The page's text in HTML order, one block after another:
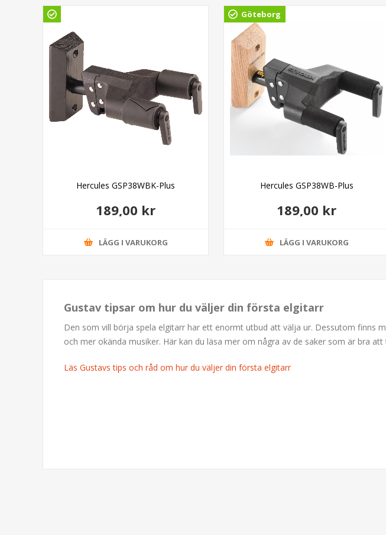
Hercules GSP38WBK-Plus
189,00 kr
LÄGG I VARUKORG
Göteborg
Hercules GSP38WB-Plus
189,00 kr
LÄGG I VARUKORG
Gustav tipsar om hur du väljer din första elgitarr
Den som vill börja spela elgitarr har ett enormt utbud att välja ur. Dessutom finns
och mer okända musiker. Här kan du läsa mer om några av de saker som är bra
Läs Gustavs tips och råd om hur du väljer din första elgitarr